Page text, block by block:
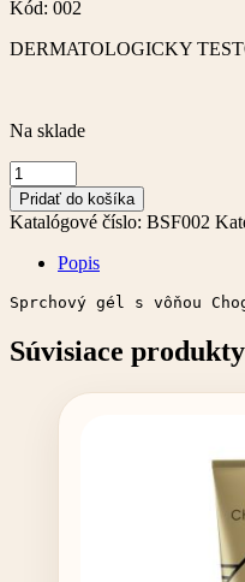
Kód: 002
DERMATOLOGICKY
Na sklade
množstvo
Parfumovaný
sprchový
gél
ml
Pridať do košíka
Katalógové číslo: BSF002
Popis
Sprchový gél s vôňou
Súvisiace produkty